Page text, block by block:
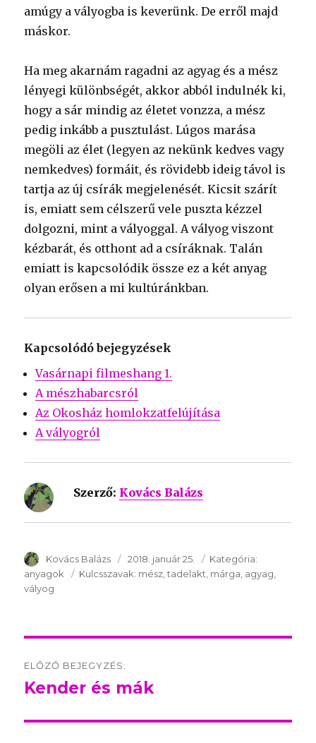
amúgy a vályogba is keverünk. De erről majd
máskor.
Ha meg akarnám ragadni az agyag és a mész
lényegi különbségét, akkor abból indulnék ki,
hogy a sár mindig az életet vonzza, a mész
pedig inkább a pusztulást. Lúgos marása
megöli az élet (legyen az nekünk kedves vagy
nemkedves) formáit, és rövidebb ideig távol is
tartja az új csírák megjelenését. Kicsit szárít
is, emiatt sem célszerű vele puszta kézzel
dolgozni, mint a vályoggal. A vályog viszont
kézbarát, és otthont ad a csíráknak. Talán
emiatt is kapcsolódik össze ez a két anyag
olyan erősen a mi kultúránkban.
Kapcsolódó bejegyzések
Vasárnapi filmeshang 1.
A mészhabarcsról
Az Okosház homlokzatfelújítása
A vályogról
Szerző: Kovács Balázs
SzerzÅ
Kovács Balázs Közzétéve:
2018. január 25. Kategória:
anyagok
Kulcsszavak: Kulcsszavak:
mész tadelakt márga agyag
vályog
navigation
ELŐZŐ BEJEGYZÉS:
Előző
Kender és mák